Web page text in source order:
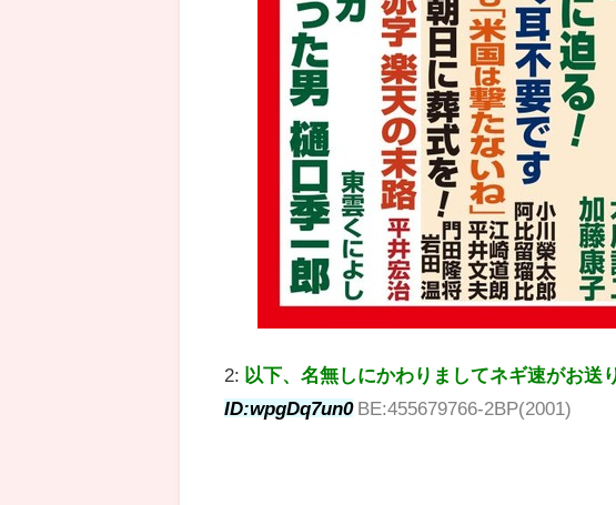
2: 以下、名無しにかわりましてネギ速がお送
ID:wpgDq7un0BE:455679766-2BP(2001)